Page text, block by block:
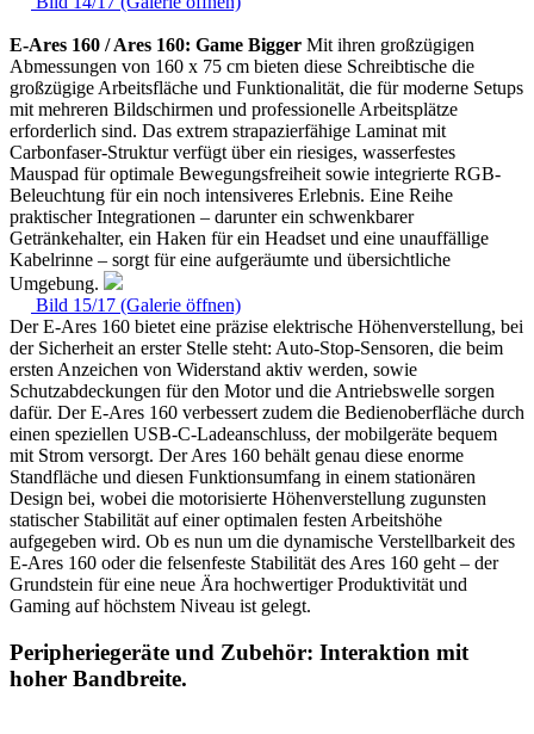
E-Ares 160 / Ares 160: Game Bigger Mit ihren großzügigen
Abmessungen von 160 x 75 cm bieten diese Schreibtische die
großzügige Arbeitsfläche und Funktionalität, die für moderne Setups
mit mehreren Bildschirmen und professionelle Arbeitsplätze
erforderlich sind. Das extrem strapazierfähige Laminat mit
Carbonfaser-Struktur verfügt über ein riesiges, wasserfestes
Mauspad für optimale Bewegungsfreiheit sowie integrierte RGB-
Beleuchtung für ein noch intensiveres Erlebnis. Eine Reihe
praktischer Integrationen – darunter ein schwenkbarer
Getränkehalter, ein Haken für ein Headset und eine unauffällige
Kabelrinne – sorgt für eine aufgeräumte und übersichtliche
Umgebung.
Bild 15/17 (Galerie öffnen)
Der E-Ares 160 bietet eine präzise elektrische Höhenverstellung, bei
der Sicherheit an erster Stelle steht: Auto-Stop-Sensoren, die beim
ersten Anzeichen von Widerstand aktiv werden, sowie
Schutzabdeckungen für den Motor und die Antriebswelle sorgen
dafür. Der E-Ares 160 verbessert zudem die Bedienoberfläche durch
einen speziellen USB-C-Ladeanschluss, der mobilgeräte bequem
mit Strom versorgt. Der Ares 160 behält genau diese enorme
Standfläche und diesen Funktionsumfang in einem stationären
Design bei, wobei die motorisierte Höhenverstellung zugunsten
statischer Stabilität auf einer optimalen festen Arbeitshöhe
aufgegeben wird. Ob es nun um die dynamische Verstellbarkeit des
E-Ares 160 oder die felsenfeste Stabilität des Ares 160 geht – der
Grundstein für eine neue Ära hochwertiger Produktivität und
Gaming auf höchstem Niveau ist gelegt.
Peripheriegeräte und Zubehör: Interaktion mit
hoher Bandbreite.